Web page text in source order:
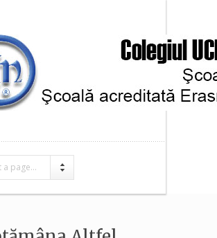
a page...